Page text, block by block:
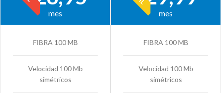
mes
FIBRA 100 MB
Velocidad 100 Mb
simétricos
mes
FIBRA 100 MB
Velocidad 100 Mb
simétricos